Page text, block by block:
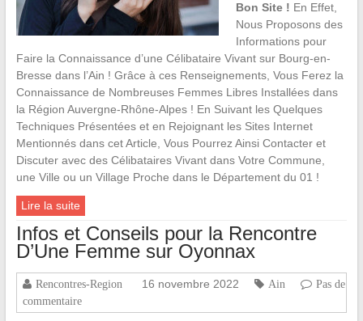
Bon Site ! En Effet,
Nous Proposons des
Informations pour
Faire la Connaissance d’une Célibataire Vivant sur Bourg-en-
Bresse dans l’Ain ! Grâce à ces Renseignements, Vous Ferez la
Connaissance de Nombreuses Femmes Libres Installées dans
la Région Auvergne-Rhône-Alpes ! En Suivant les Quelques
Techniques Présentées et en Rejoignant les Sites Internet
Mentionnés dans cet Article, Vous Pourrez Ainsi Contacter et
Discuter avec des Célibataires Vivant dans Votre Commune,
une Ville ou un Village Proche dans le Département du 01 !
Lire la suite
Infos et Conseils pour la Rencontre
D’Une Femme sur Oyonnax
Rencontres-Region 16 novembre 2022 Ain
Pas de
commentaire